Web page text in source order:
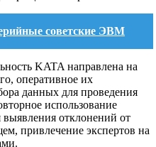
советские ЭВМ
KATA направлена на
оперативное их
данных для проведения
использование
выявления отклонений от
привлечение экспертов на